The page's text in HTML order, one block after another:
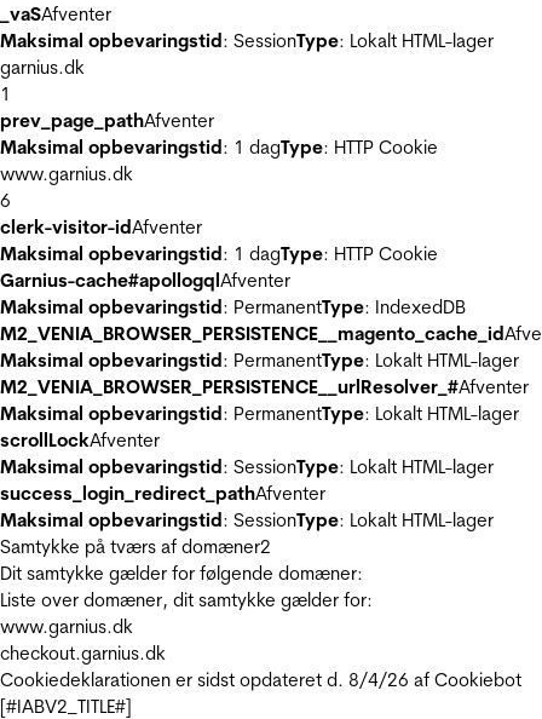
_vaSAfventer
Maksimal opbevaringstid: SessionType: Lokalt HTML-lager
garnius.dk
1
prev_page_pathAfventer
Maksimal opbevaringstid: 1 dagType: HTTP Cookie
www.garnius.dk
6
clerk-visitor-idAfventer
Maksimal opbevaringstid: 1 dagType: HTTP Cookie
Garnius-cache#apollogqlAfventer
Maksimal opbevaringstid: PermanentType: IndexedDB
M2_VENIA_BROWSER_PERSISTENCE__magento_cache_id
Maksimal opbevaringstid: PermanentType: Lokalt HTML-lager
M2_VENIA_BROWSER_PERSISTENCE__urlResolver_#Afventer
Maksimal opbevaringstid: PermanentType: Lokalt HTML-lager
scrollLockAfventer
Maksimal opbevaringstid: SessionType: Lokalt HTML-lager
success_login_redirect_pathAfventer
Maksimal opbevaringstid: SessionType: Lokalt HTML-lager
Samtykke på tværs af domæner2
Dit samtykke gælder for følgende domæner:
Liste over domæner, dit samtykke gælder for:
www.garnius.dk
checkout.garnius.dk
Cookiedeklarationen er sidst opdateret d. 8/4/26 af Cookiebot
[#IABV2_TITLE#]